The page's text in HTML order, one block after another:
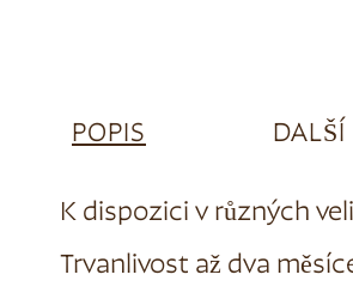
POPIS
K dispozici v různých
Trvanlivost až dva